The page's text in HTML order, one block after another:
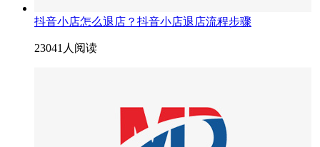
抖音小店怎么退店？抖音小店退店流程步骤
23041人阅读